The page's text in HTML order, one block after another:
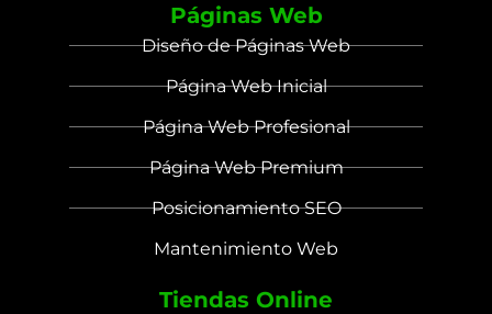
Páginas Web
Diseño de Páginas Web
Página Web Inicial
Página Web Profesional
Página Web Premium
Posicionamiento SEO
Mantenimiento Web
Tiendas Online